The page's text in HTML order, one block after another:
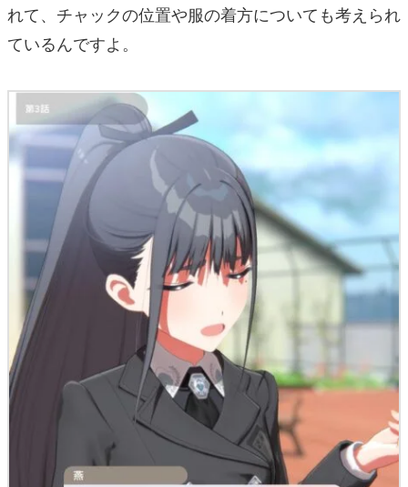
れて、チャックの位置や服の着方についても考えられ
ているんですよ。